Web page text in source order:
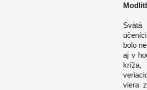
Svätá
bolo
aj v
kríža,
viera